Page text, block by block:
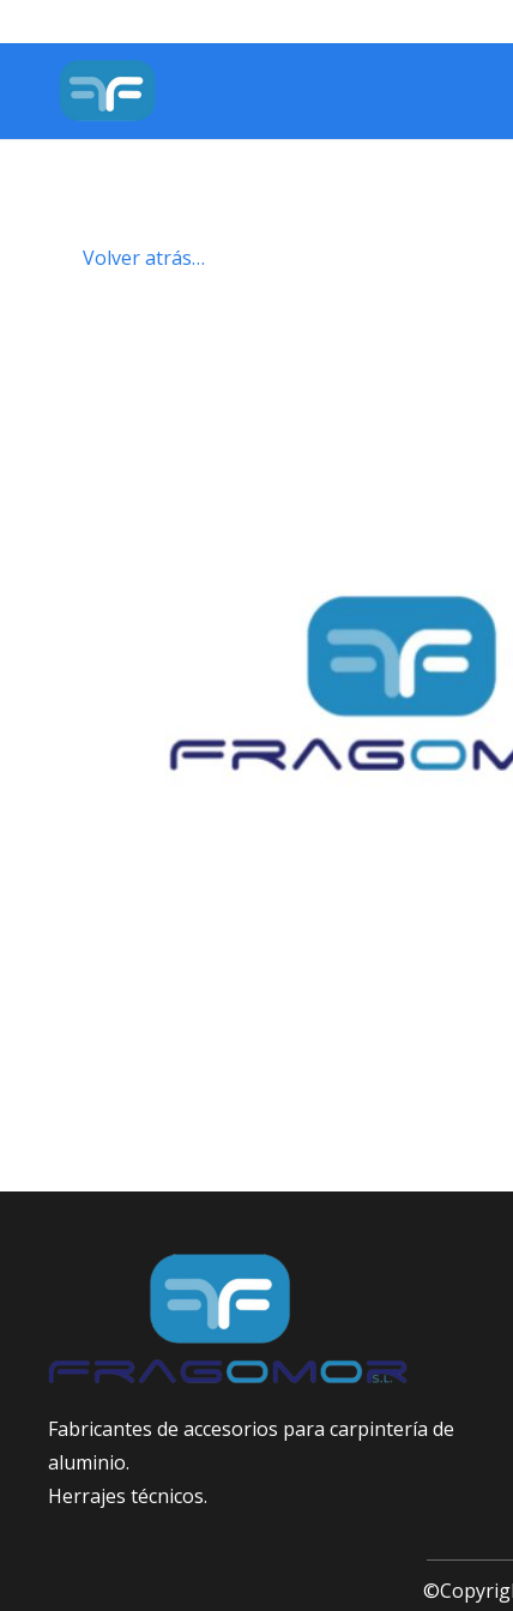
Volver atrás…
Fabricantes de accesorios para carpintería de
aluminio.
Herrajes técnicos.